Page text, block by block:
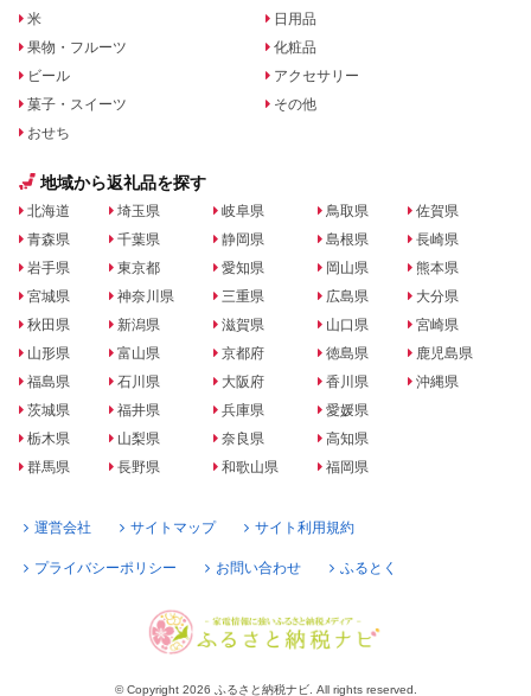
米
果物・フルーツ
ビール
菓子・スイーツ
おせち
日用品
化粧品
アクセサリー
その他
地域から返礼品を探す
北海道
青森県
岩手県
宮城県
秋田県
山形県
福島県
茨城県
栃木県
群馬県
埼玉県
千葉県
東京都
神奈川県
新潟県
富山県
石川県
福井県
山梨県
長野県
岐阜県
静岡県
愛知県
三重県
滋賀県
京都府
大阪府
兵庫県
奈良県
和歌山県
鳥取県
島根県
岡山県
広島県
山口県
徳島県
香川県
愛媛県
高知県
福岡県
佐賀県
長崎県
熊本県
大分県
宮崎県
鹿児島県
沖縄県
運営会社 サイトマップ サイト利用規約
プライバシーポリシー お問い合わせ ふるとく
© Copyright 2026 ふるさと納税ナビ. All rights reserved.